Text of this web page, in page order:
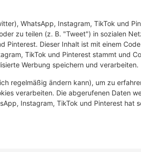
WhatsApp, Instagram, TikTok und
zu teilen (z. B. "Tweet") in sozialen
Pinterest. Dieser Inhalt ist mit einem Code
TikTok und Pinterest stammt und
Werbung speichern und verarbeiten.
regelmäßig ändern kann), um zu
verarbeiten. Die abgerufenen Daten
Instagram, TikTok und Pinterest hat